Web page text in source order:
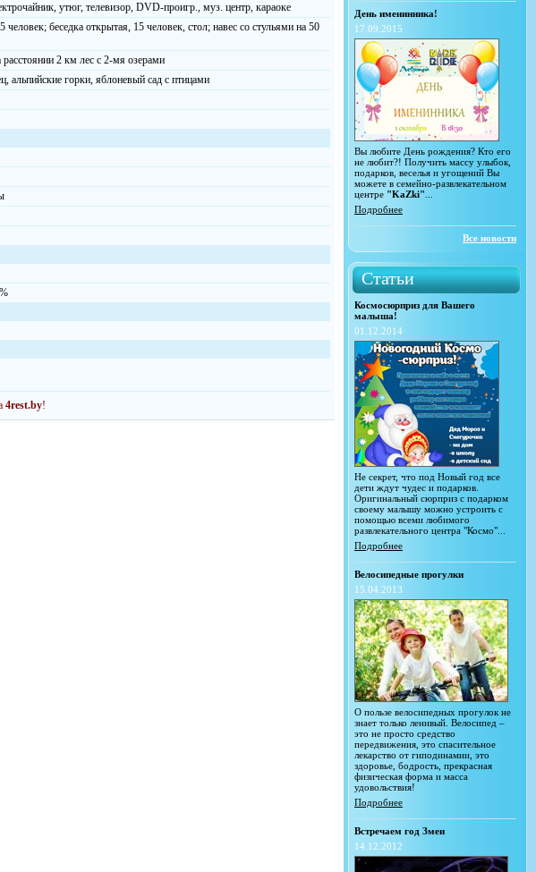
утюг, телевизор, DVD-проигр., муз. центр, караоке
беседка открытая, 15 человек, стол; навес со стульями на 50
2 км лес с 2-мя озерами
альпийские горки, яблоневый сад с птицами
4rest.by!
День именинника!
17.09.2015
Вы любите День рождения? Кто его
не любит?! Получить массу улыбок,
подарков, веселья и угощений Вы
можете в семейно-развлекательном
центре "KaZki"
Подробнее
Все новости
Статьи
Космосюрприз для Вашего
малыша!
01.12.2014
Не секрет, что под Новый год все
дети ждут чудес и подарков.
Оригинальный сюрприз с подарком
своему малышу можно устроить с
помощью всеми любимого
развлекательного центра "Космо"...
Подробнее
Велосипедные прогулки
15.04.2013
О пользе велосипедных прогулок не
знает только ленивый. Велосипед –
это не просто средство
передвижения, это спасительное
лекарство от гиподинамии, это
здоровье, бодрость, прекрасная
физическая форма и масса
удовольствия!
Подробнее
Встречаем год Змеи
14.12.2012